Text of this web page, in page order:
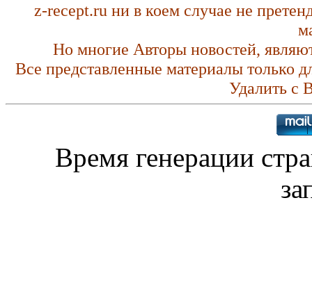
z-recept.ru ни в коем случае не
Но многие Авторы новостей,
Все представленные материалы только
Удалить с
Время генерации